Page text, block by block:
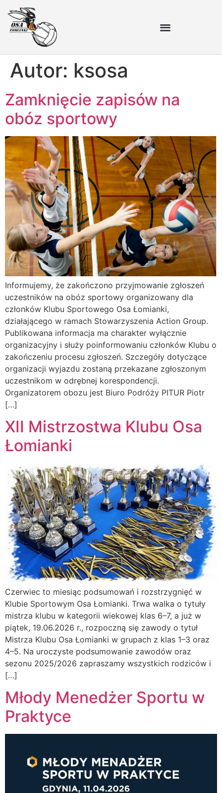
Autor: ksosa
Zamknięcie zapisów na
obóz sportowy
Informujemy, że zakończono przyjmowanie zgłoszeń
uczestników na obóz sportowy organizowany dla
członków Klubu Sportowego Osa Łomianki,
działającego w ramach Stowarzyszenia Action Group.
Publikowana informacja ma charakter wyłącznie
organizacyjny i służy poinformowaniu członków Klubu o
zakończeniu procesu zgłoszeń. Szczegóły dotyczące
organizacji wyjazdu zostaną przekazane zgłoszonym
uczestnikom w odrębnej korespondencji.
Organizatorem obozu jest Biuro Podróży PITUR Piotr
[…]
XII Mistrzostwa Klubu Osa
Łomianki
Czerwiec to miesiąc podsumowań i rozstrzygnięć w
Klubie Sportowym Osa Łomianki. Trwa walka o tytuły
mistrza klubu w kategorii wiekowej klas 6–7, a już w
piątek, 19.06.2026 r., rozpoczną się zawody o tytuł
Mistrza Klubu Osa Łomianki w grupach z klas 1–3 oraz
4–5. Na uroczyste podsumowanie zawodów oraz
sezonu 2025/2026 zapraszamy wszystkich rodziców i
[…]
Młody Menedżer Sportu w
Praktyce